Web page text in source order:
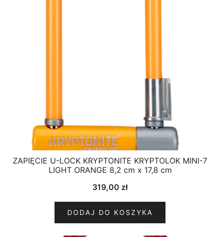
ZAPIĘCIE U-LOCK KRYPTONITE KRYPTOLOK MINI-7
LIGHT ORANGE 8,2 cm x 17,8 cm
319,00 zł
DODAJ DO KOSZYKA